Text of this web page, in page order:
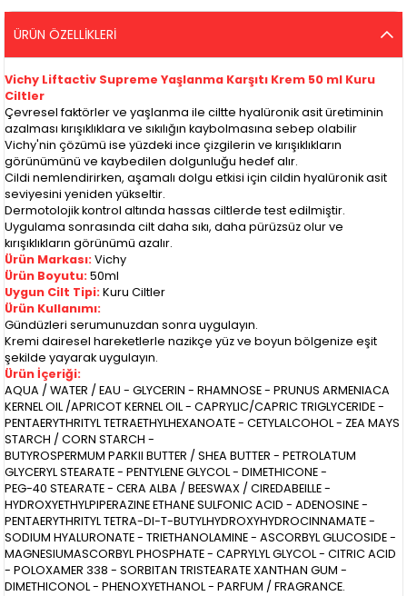
ÜRÜN ÖZELLIKLERI
Vichy Liftactiv Supreme Yaşlanma Karşıtı Krem 50 ml Kuru
Ciltler
Çevresel faktörler ve yaşlanma ile ciltte hyalüronik asit üretiminin
azalması kırışıklıklara ve sıkılığın kaybolmasına sebep olabilir
Vichy'nin çözümü ise yüzdeki ince çizgilerin ve kırışıklıkların
görünümünü ve kaybedilen dolgunluğu hedef alır.
Cildi nemlendirirken, aşamalı dolgu etkisi için cildin hyalüronik asit
seviyesini yeniden yükseltir.
Dermotolojik kontrol altında hassas ciltlerde test edilmiştir.
Uygulama sonrasında cilt daha sıkı, daha pürüzsüz olur ve
kırışıklıkların görünümü azalır.
Ürün Markası:Vichy
Ürün Boyutu:50ml
Uygun Cilt Tipi:Kuru Ciltler
Ürün Kullanımı:
Gündüzleri serumunuzdan sonra uygulayın.
Kremi dairesel hareketlerle nazikçe yüz ve boyun bölgenize eşit
şekilde yayarak uygulayın.
Ürün İçeriği:
AQUA / WATER / EAU - GLYCERIN - RHAMNOSE - PRUNUS ARMENIACA
KERNEL OIL /APRICOT KERNEL OIL - CAPRYLIC/CAPRIC TRIGLYCERIDE -
PENTAERYTHRITYL TETRAETHYLHEXANOATE - CETYLALCOHOL - ZEA MAYS
STARCH / CORN STARCH -
BUTYROSPERMUM PARKII BUTTER / SHEA BUTTER - PETROLATUM
GLYCERYL STEARATE - PENTYLENE GLYCOL - DIMETHICONE -
PEG-40 STEARATE - CERA ALBA / BEESWAX / CIREDABEILLE -
HYDROXYETHYLPIPERAZINE ETHANE SULFONIC ACID - ADENOSINE -
PENTAERYTHRITYL TETRA-DI-T-BUTYLHYDROXYHYDROCINNAMATE -
SODIUM HYALURONATE - TRIETHANOLAMINE - ASCORBYL GLUCOSIDE -
MAGNESIUMASCORBYL PHOSPHATE - CAPRYLYL GLYCOL - CITRIC ACID
- POLOXAMER 338 - SORBITAN TRISTEARATE XANTHAN GUM -
DIMETHICONOL - PHENOXYETHANOL - PARFUM / FRAGRANCE.